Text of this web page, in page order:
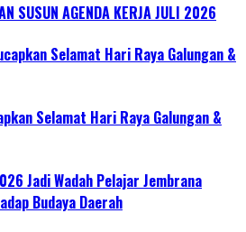
SUSUN AGENDA KERJA JULI 2026
Selamat Hari Raya Galungan &
Selamat Hari Raya Galungan &
Jadi Wadah Pelajar Jembrana
Budaya Daerah